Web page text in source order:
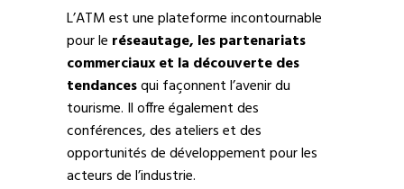
L’ATM est une plateforme incontournable
pour le réseautage, les partenariats
commerciaux et la découverte des
tendancesqui façonnent l’avenir du
tourisme. Il offre également des
conférences, des ateliers et des
opportunités de développement pour les
acteurs de l’industrie.